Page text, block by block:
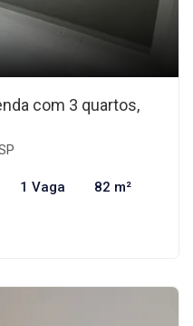
com 3 quartos,
1 Vaga 82 m²